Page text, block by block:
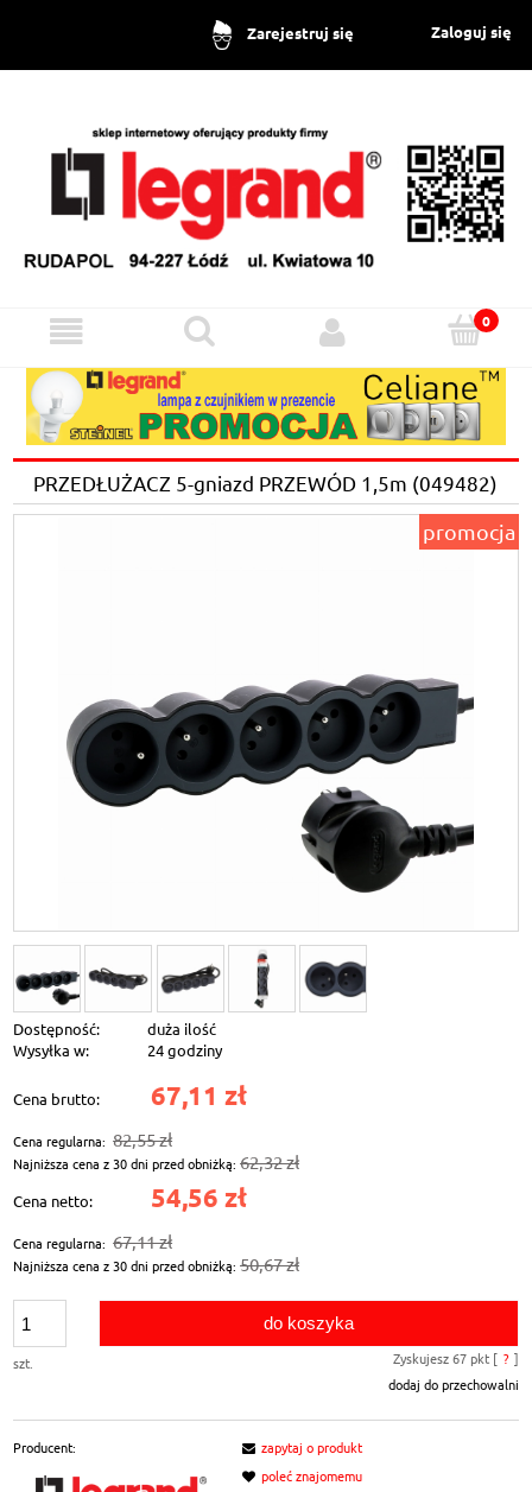
Zarejestruj się Zaloguj się
PRZEDŁUŻACZ 5-gniazd PRZEWÓD 1,5m (049482)
promocja
Dostępność:
duża ilość
Wysyłka w:
24 godziny
Cena brutto: 67,11 zł
Cena regularna: 82,55 zł
Najniższa cena z 30 dni przed obniżką: 62,32 zł
Cena netto: 54,56 zł
Cena regularna: 67,11 zł
Najniższa cena z 30 dni przed obniżką: 50,67 zł
szt.
do koszyka
Zyskujesz67pkt [ ? ]
dodaj do przechowalni
Producent:
zapytaj o produkt
poleć znajomemu